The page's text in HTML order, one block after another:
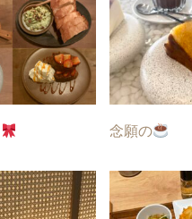
念願の